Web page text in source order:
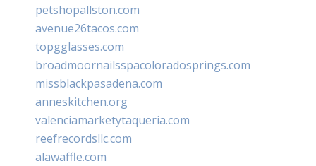
petshopallston.com
avenue26tacos.com
topgglasses.com
broadmoornailsspacoloradosprings.com
missblackpasadena.com
anneskitchen.org
valenciamarketytaqueria.com
reefrecordsllc.com
alawaffle.com